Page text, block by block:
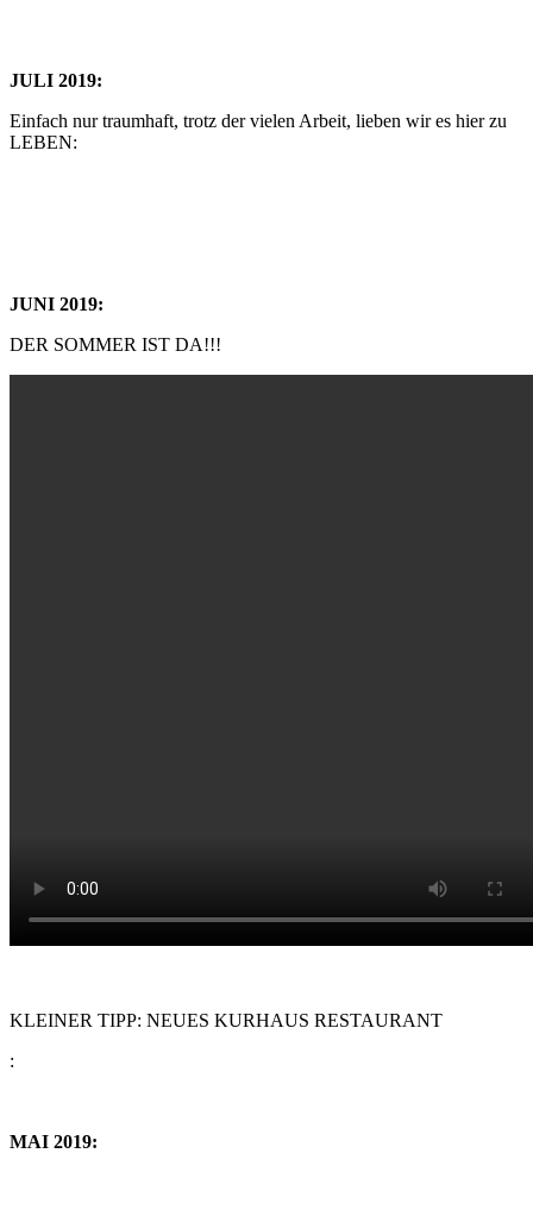
JULI 2019:
Einfach nur traumhaft, trotz der vielen Arbeit, lieben wir es hier zu
LEBEN:
JUNI 2019:
DER SOMMER IST DA!!!
KLEINER TIPP: NEUES KURHAUS RESTAURANT
:
MAI 2019: